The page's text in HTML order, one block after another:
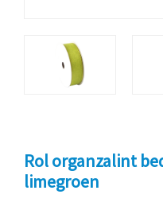
Rol organzalint
limegroen